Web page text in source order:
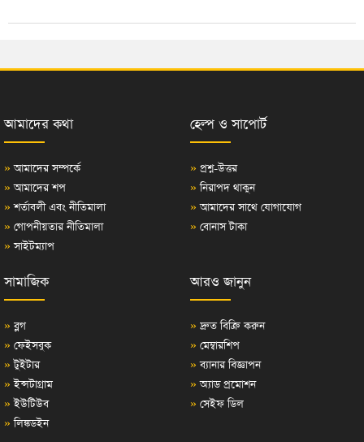
আমাদের কথা
» আমাদের সম্পর্কে
» আমাদের শপ
» শর্তাবলী এবং নীতিমালা
» গোপনীয়তার নীতিমালা
» সাইটম্যাপ
হেল্প ও সাপোর্ট
» প্রশ্ন-উত্তর
» নিরাপদ থাকুন
» আমাদের সাথে যোগাযোগ
» বোনাস টাকা
সামাজিক
» ব্লগ
» ফেইসবুক
» টুইটার
» ইন্সটাগ্রাম
» ইউটিউব
» লিঙ্কডইন
আরও জানুন
» দ্রুত বিক্রি করুন
» মেম্বারশিপ
» ব্যানার বিজ্ঞাপন
» অ্যাড প্রমোশন
» সেইফ ডিল